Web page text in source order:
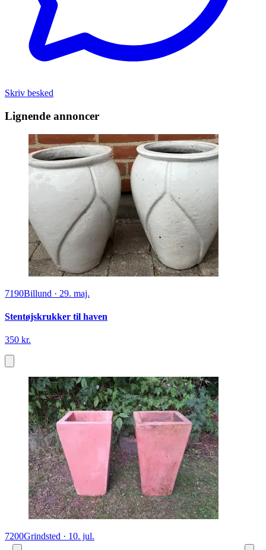
Skriv besked
Lignende annoncer
7190Billund · 29. maj.
Stentøjskrukker til haven
350 kr.
7200Grindsted · 10. jul.